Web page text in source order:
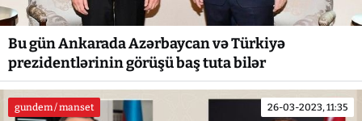
Bu gün Ankarada Azərbaycan və Türkiyə
prezidentlərinin görüşü baş tuta bilər
gundem / manset 26-03-2023, 11:35